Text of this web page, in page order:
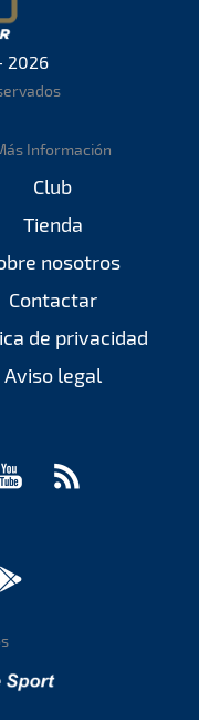
2026
Información
Club
Tienda
nosotros
Contactar
de privacidad
Aviso legal